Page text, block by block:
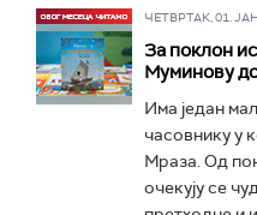
ЧЕТВРТАК, 01.
За поклон
Муминову
Има један
часовнику у
Мраза. Од
очекују се